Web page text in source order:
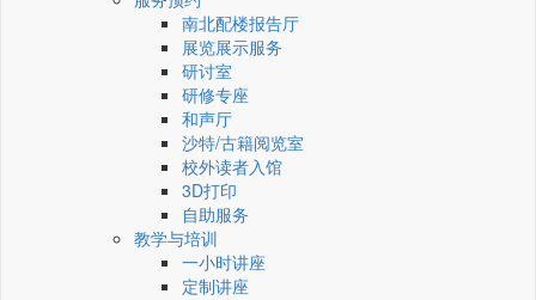
南北配楼报告厅
展览展示服务
研讨室
研修专座
和声厅
沙特/古籍阅览室
校外读者入馆
3D打印
自助服务
教学与培训
一小时讲座
定制讲座